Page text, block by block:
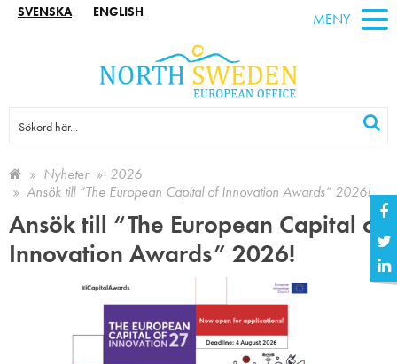
SVENSKA ENGLISH MENY
Nyheter
2026
Ansök till “The European Capital of Innovation Awards” 2026!
Ansök till “The European Capital of
Innovation Awards” 2026!